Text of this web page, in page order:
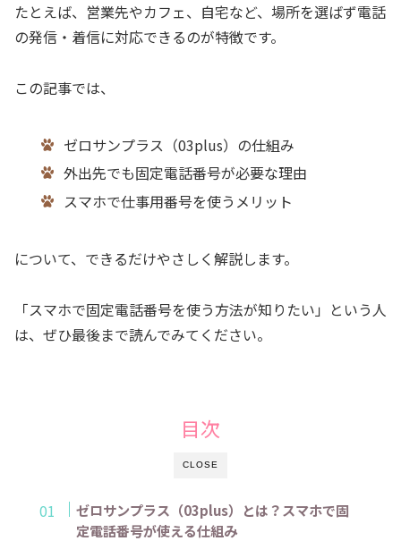
たとえば、営業先やカフェ、自宅など、場所を選ばず電話
の発信・着信に対応できるのが特徴です。
この記事では、
ゼロサンプラス（03plus）の仕組み
外出先でも固定電話番号が必要な理由
スマホで仕事用番号を使うメリット
について、できるだけやさしく解説します。
「スマホで固定電話番号を使う方法が知りたい」という人
は、ぜひ最後まで読んでみてください。
CLOSE
目次
ゼロサンプラス（03plus）とは？スマホで固
定電話番号が使える仕組み